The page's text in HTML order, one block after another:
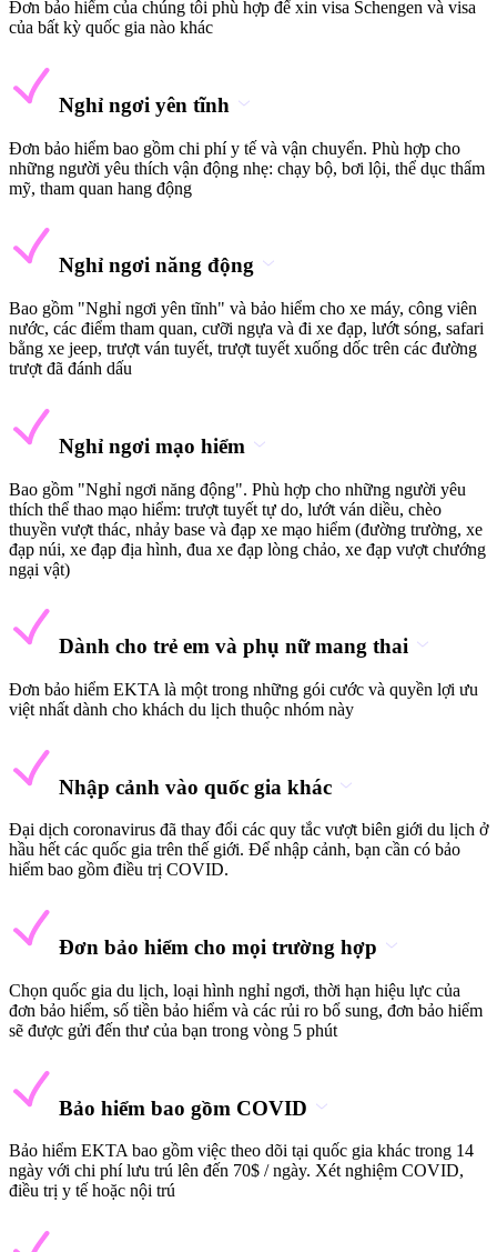
Đơn bảo hiểm của chúng tôi phù hợp để xin visa Schengen và visa
của bất kỳ quốc gia nào khác
Nghỉ ngơi yên tĩnh
Đơn bảo hiểm bao gồm chi phí y tế và vận chuyển. Phù hợp cho
những người yêu thích vận động nhẹ: chạy bộ, bơi lội, thể dục thẩm
mỹ, tham quan hang động
Nghỉ ngơi năng động
Bao gồm "Nghỉ ngơi yên tĩnh" và bảo hiểm cho xe máy, công viên
nước, các điểm tham quan, cưỡi ngựa và đi xe đạp, lướt sóng, safari
bằng xe jeep, trượt ván tuyết, trượt tuyết xuống dốc trên các đường
trượt đã đánh dấu
Nghỉ ngơi mạo hiểm
Bao gồm "Nghỉ ngơi năng động". Phù hợp cho những người yêu
thích thể thao mạo hiểm: trượt tuyết tự do, lướt ván diều, chèo
thuyền vượt thác, nhảy base và đạp xe mạo hiểm (đường trường, xe
đạp núi, xe đạp địa hình, đua xe đạp lòng chảo, xe đạp vượt chướng
ngại vật)
Dành cho trẻ em và phụ nữ mang thai
Đơn bảo hiểm EKTA là một trong những gói cước và quyền lợi ưu
việt nhất dành cho khách du lịch thuộc nhóm này
Nhập cảnh vào quốc gia khác
Đại dịch coronavirus đã thay đổi các quy tắc vượt biên giới du lịch ở
hầu hết các quốc gia trên thế giới. Để nhập cảnh, bạn cần có bảo
hiểm bao gồm điều trị COVID.
Đơn bảo hiểm cho mọi trường hợp
Chọn quốc gia du lịch, loại hình nghỉ ngơi, thời hạn hiệu lực của
đơn bảo hiểm, số tiền bảo hiểm và các rủi ro bổ sung, đơn bảo hiểm
sẽ được gửi đến thư của bạn trong vòng 5 phút
Bảo hiểm bao gồm COVID
Bảo hiểm EKTA bao gồm việc theo dõi tại quốc gia khác trong 14
ngày với chi phí lưu trú lên đến 70$ / ngày. Xét nghiệm COVID,
điều trị y tế hoặc nội trú